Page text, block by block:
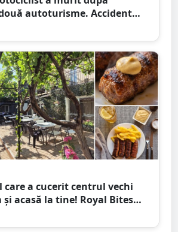
autoturisme. Accident
vecin
care a cucerit centrul vechi
acasă la tine! Royal Bites
livrează la domiciliu